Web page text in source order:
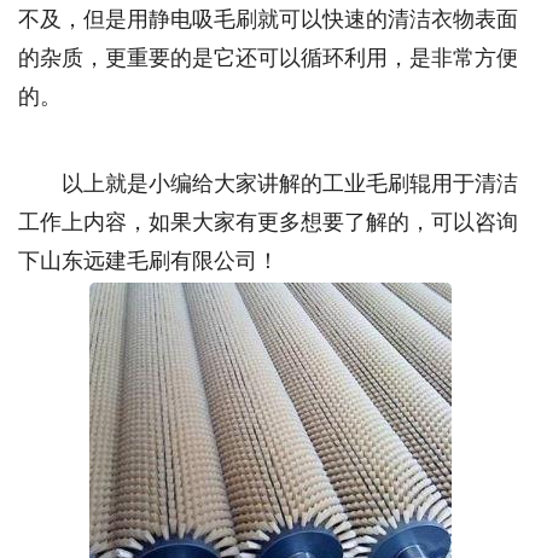
不及，但是用静电吸毛刷就可以快速的清洁衣物表面
的杂质，更重要的是它还可以循环利用，是非常方便
的。
以上就是小编给大家讲解的工业毛刷辊用于清洁
工作上内容，如果大家有更多想要了解的，可以咨询
下山东远建毛刷有限公司！